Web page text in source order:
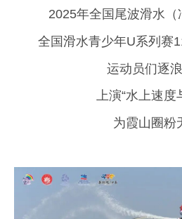
2025年全国尾波滑水
全国滑水青少年U系列赛
运动员们逐
上演“水上速度
为霞山圈粉